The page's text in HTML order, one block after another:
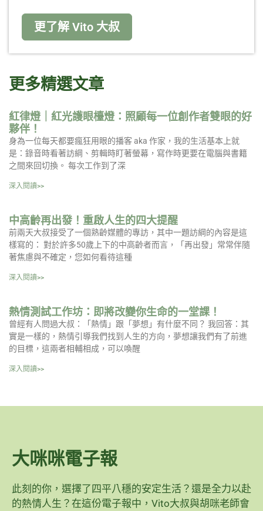
更了解 Vito 大叔
更多精選文章
紅律燈｜紅光護眼檯燈：照顧每一位創作者雙眼的好
夥伴！
身為一位每天都要瘋狂用眼的播客 aka 作家，我的生活基本上就
是：錄音時看著訪綱、剪輯時盯著螢幕，寫作時更要在電腦與書籍
之間來回切換。 每次工作到了深
深入閱讀>>
中高齡再出發！重啟人生的四大提醒
前兩天大叔接受了一個熟齡媒體的專訪，其中一題訪綱的內容是這
樣寫的： 對於許多50歲上下的中高齡者而言，「再出發」常常伴隨
著焦慮與不確定，您如何看待這種
深入閱讀>>
熱情測試工作坊：即將改變你生命的一堂課！
曾經有人問過大叔：「熱情」跟「夢想」有什麼不同？ 我回答：其
實是一樣的，熱情引導我們找到人生的方向，夢想讓我們有了前進
的目標，這兩者相輔相成，可以喚醒
深入閱讀>>
大咪咪電子報
此刻的你，選擇了四平八穩的安定生活？還是全力以赴
的熱情人生？在這份電子報中，Vito大叔與胡咪老師會